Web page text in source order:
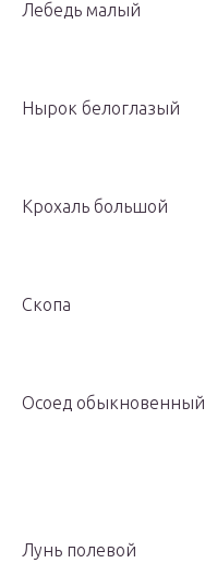
Лебедь малый
Нырок белоглазый
Крохаль большой
Скопа
Осоед обыкновенный
Лунь полевой